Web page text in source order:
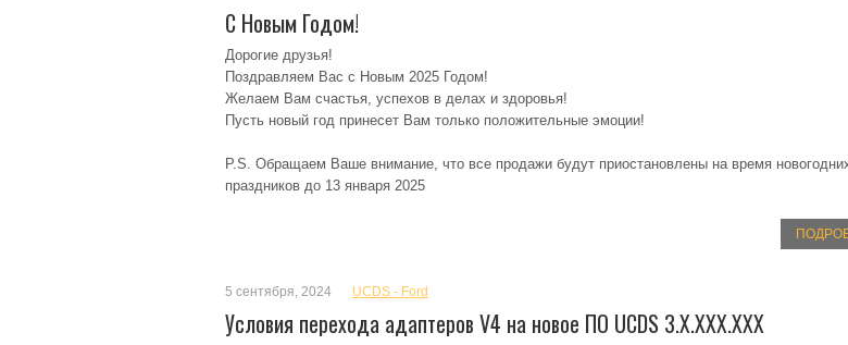
С Новым Годом!
Дорогие друзья!
Поздравляем Вас с Новым 2025 Годом!
Желаем Вам счастья, успехов в делах и здоровья!
Пусть новый год принесет Вам только положительные эмоции!
P.S. Обращаем Ваше внимание, что все продажи будут приостановлены на время
праздников до 13 января 2025
5 сентября, 2024 UCDS - Ford
Условия перехода адаптеров V4 на новое ПО UCDS 3.X.XXX.XXX